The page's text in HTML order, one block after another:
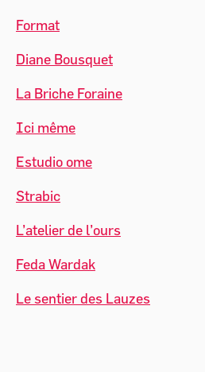
Format
Diane Bousquet
La Briche Foraine
Ici même
Estudio ome
Strabic
L’atelier de l’ours
Feda Wardak
Le sentier des Lauzes